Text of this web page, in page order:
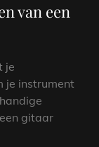
van een
je
je instrument
gitaar